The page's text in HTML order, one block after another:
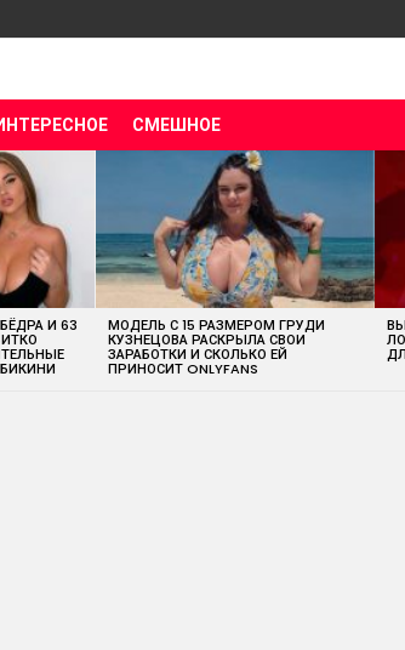
СМЕШНОЕ
И 63 МОДЕЛЬ С 15 РАЗМЕРОМ ГРУДИ
КУЗНЕЦОВА РАСКРЫЛА СВОИ
ЗАРАБОТКИ И СКОЛЬКО ЕЙ
ПРИНОСИТ ONLYFANS